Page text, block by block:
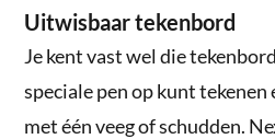
Uitwisbaar tekenbord
Je kent vast wel die
speciale pen op kunt tekenen
met één veeg of schudden.